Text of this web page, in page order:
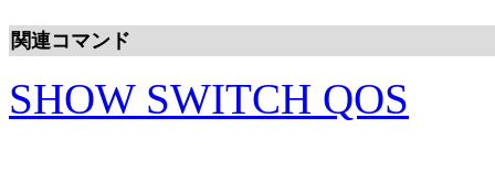
関連コマンド
SHOW SWITCH QOS